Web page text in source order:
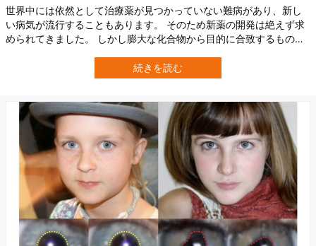
世界中には依然として治療薬が見つかっていない難病があり、新し
い病気が流行することもあります。 そのため新薬の開発は絶えず求
められてきました。 しかし膨大な化合物から目的に合致するものを
研究所の中山 敬一（なかやま けいいち） 主幹教授ら研究チームは、
あらゆる疾患の治療薬を見つける人工知能「LIGHTHOUSE（“灯
続きを読む